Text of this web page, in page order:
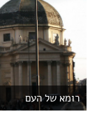
רומא של העם